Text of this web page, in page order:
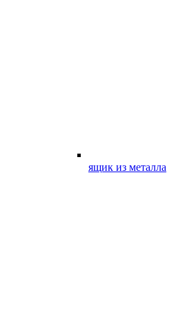
ящик из металла